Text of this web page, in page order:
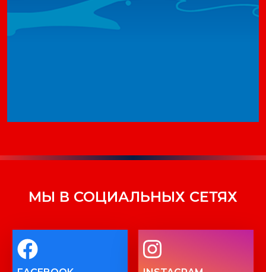
МЫ В СОЦИАЛЬНЫХ СЕТЯХ